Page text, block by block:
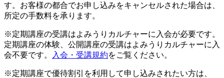
す。お客様の都合でお申し込みをキャンセルされた場合は、
所定の手数料を承ります。
※定期講座の受講はよみうりカルチャーに入会が必要です。
定期講座の体験、公開講座の受講はよみうりカルチャーに入
会不要です。
入会・受講規約をご覧ください。
※定期講座で優待割引を利用して申し込みされたい方は、